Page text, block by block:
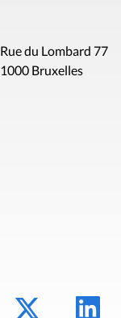
Rue du Lombard 77
1000 Bruxelles